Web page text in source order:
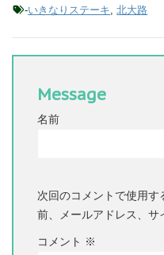
-いきなりステーキ,北大路
Message
名前
次回のコメントで使用す
前、メールアドレス、サ
コメント ※